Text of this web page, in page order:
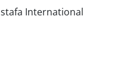
International